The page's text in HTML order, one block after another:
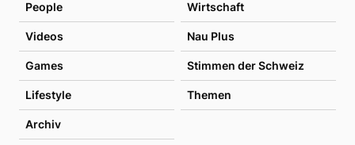
People Wirtschaft
Videos Nau Plus
Games Stimmen der Schweiz
Lifestyle Themen
Archiv